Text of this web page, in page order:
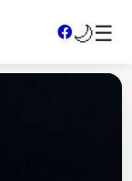
🌙☰